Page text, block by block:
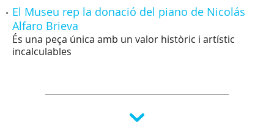
El Museu rep la donació del piano de Nicolás
Alfaro Brieva
És una peça única amb un valor històric i artístic
incalculables